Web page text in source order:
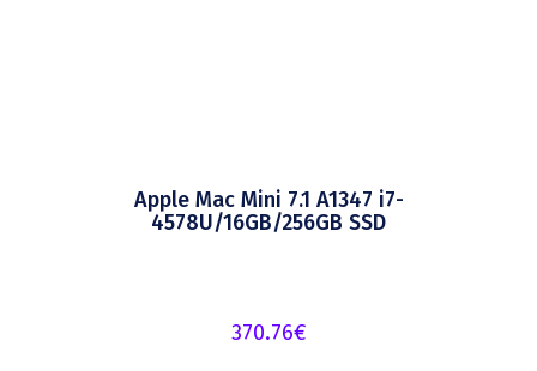
Apple Mac Mini 7.1 A1347 i7-
4578U/16GB/256GB SSD
370.76€